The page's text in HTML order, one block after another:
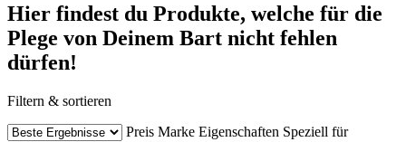
Hier findest du Produkte, welche für die
Plege von Deinem Bart nicht fehlen
dürfen!
Filtern & sortieren
Preis Marke Eigenschaften Speziell für